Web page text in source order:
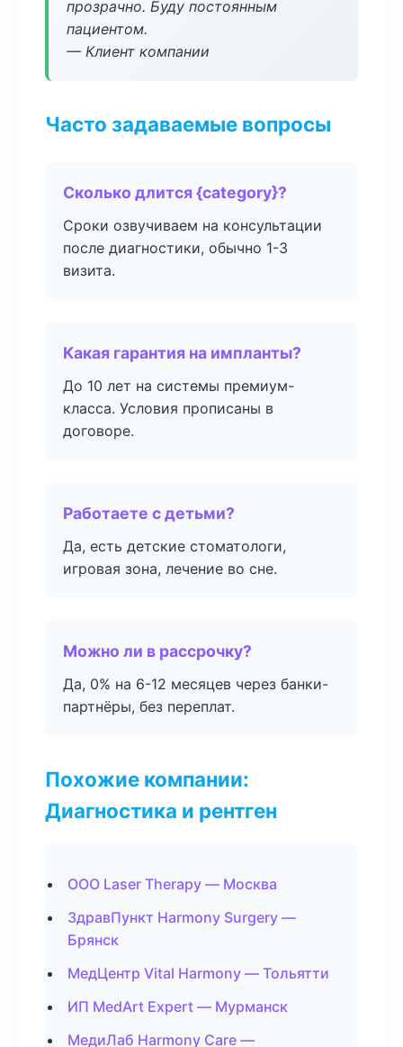
прозрачно. Буду постоянным
пациентом.
— Клиент компании
Часто задаваемые вопросы
Сколько длится {category}?
Сроки озвучиваем на консультации
после диагностики, обычно 1-3
визита.
Какая гарантия на импланты?
До 10 лет на системы премиум-
класса. Условия прописаны в
договоре.
Работаете с детьми?
Да, есть детские стоматологи,
игровая зона, лечение во сне.
Можно ли в рассрочку?
Да, 0% на 6-12 месяцев через банки-
партнёры, без переплат.
Похожие компании:
Диагностика и рентген
ООО Laser Therapy — Москва
ЗдравПункт Harmony Surgery —
Брянск
МедЦентр Vital Harmony — Тольятти
ИП MedArt Expert — Мурманск
МедиЛаб Harmony Care —